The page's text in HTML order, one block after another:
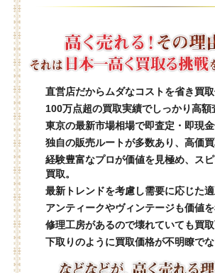
直営店だからムダなコストを省き買取
100万点超の買取実績でしっかり高額
東京の最新市場相場で即査定・即現金
独自の販売ルートが多数あり、高価買
経験豊富なプロが価値を見極め、ス
買取。
最新トレンドを考慮し需要に応じた適
アンティークやヴィンテージも価値を
修理工房があるので壊れていても買取
下取りのように買取価格が不明瞭でな